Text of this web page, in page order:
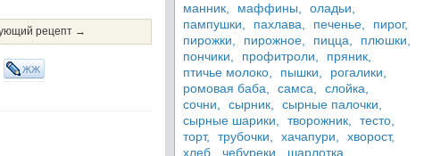
рецепт →
ЖЖ
манник,
маффины,
оладьи,
пампушки,
пахлава, печенье,
пирог,
пирожки,
пирожное, пицца,
плюшки,
пончики,
профитроли,
пряник,
птичье молоко,
пышки,
рогалики,
ромовая баба,
самса,
слойка,
сочни,
сырник,
сырные палочки,
сырные шарики,
творожник,
тесто,
торт,
трубочки, хачапури,
хворост,
хлеб,
чебуреки,
шарлотка,